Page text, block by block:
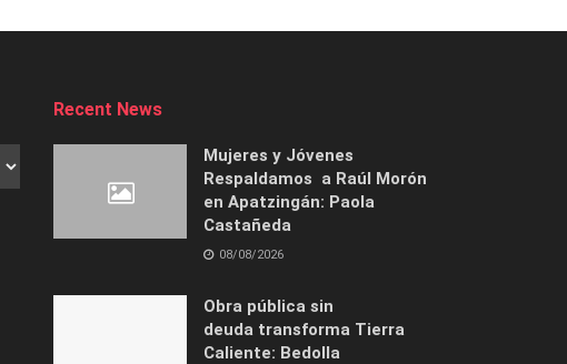
Recent News
Mujeres y Jóvenes
Respaldamos a Raúl Morón
en Apatzingán: Paola
Castañeda
08/08/2026
Obra pública sin
deuda transforma Tierra
Caliente: Bedolla